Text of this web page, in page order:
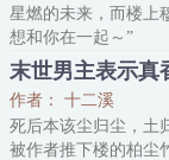
星燃的未来，而楼上
想和你在一起～”
缪竹做过最大胆的事
同性可婚背景，背德
漂亮坏女人·大提琴首
内容标签： 都市 情有
末世男主表示真
作者： 十二溪
死后本该尘归尘，土
被作者推下楼的柏尘